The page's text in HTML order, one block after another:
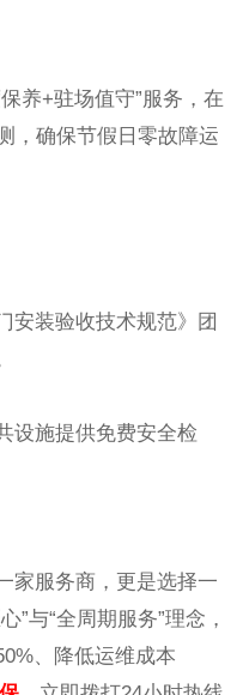
养+驻场值守”服务，在
，确保节假日零故障运
安装验收技术规范》团
设施提供免费安全检
家服务商，更是选择一
”与“全周期服务”理念，
、降低运维成本